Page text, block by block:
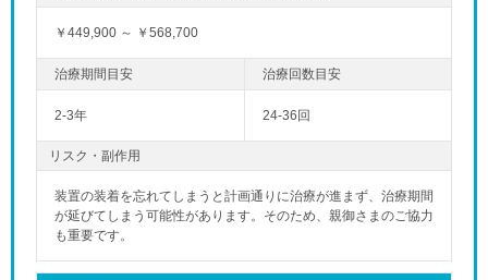
￥449,900 ～ ￥568,700
2-3年 24-36回
リスク・副作用
装置の装着を忘れてしまうと計画通りに治療が進まず、治療期間
が延びてしまう可能性があります。そのため、親御さまのご協力
も重要です。